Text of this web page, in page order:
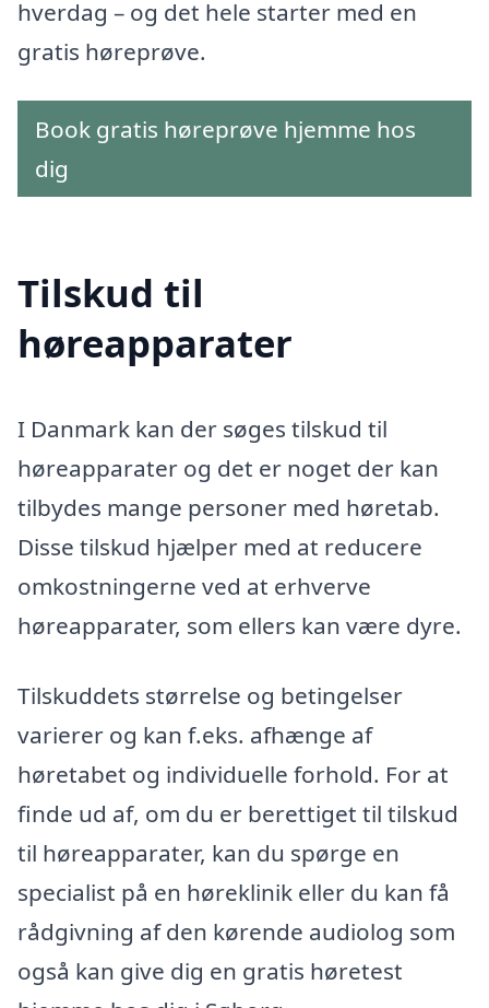
hverdag – og det hele starter med en
gratis høreprøve.
Book gratis høreprøve hjemme hos
dig
Tilskud til
høreapparater
I Danmark kan der søges tilskud til
høreapparater og det er noget der kan
tilbydes mange personer med høretab.
Disse tilskud hjælper med at reducere
omkostningerne ved at erhverve
høreapparater, som ellers kan være dyre.
Tilskuddets størrelse og betingelser
varierer og kan f.eks. afhænge af
høretabet og individuelle forhold. For at
finde ud af, om du er berettiget til tilskud
til høreapparater, kan du spørge en
specialist på en høreklinik eller du kan få
rådgivning af den kørende audiolog som
også kan give dig en gratis høretest